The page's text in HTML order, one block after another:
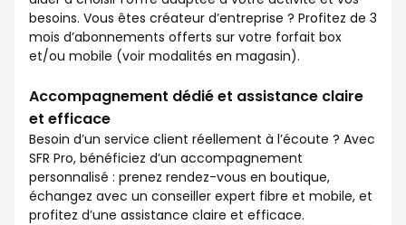
besoins. Vous êtes créateur d’entreprise ? Profitez de 3
mois d’abonnements offerts sur votre forfait box
et/ou mobile (voir modalités en magasin).
Accompagnement dédié et assistance claire
et efficace
Besoin d’un service client réellement à l’écoute ? Avec
SFR Pro, bénéficiez d’un accompagnement
personnalisé : prenez rendez-vous en boutique,
échangez avec un conseiller expert fibre et mobile, et
profitez d’une assistance claire et efficace.